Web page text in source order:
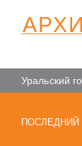
АРХИ
Уральский